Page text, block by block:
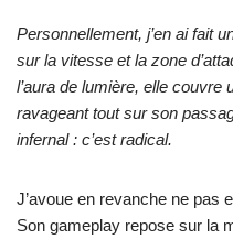
Personnellement, j’en ai fait
sur la vitesse et la zone
l’aura de lumière, elle
ravageant tout sur son
infernal : c’est radical.
J’avoue en revanche ne pas
Son gameplay repose sur la